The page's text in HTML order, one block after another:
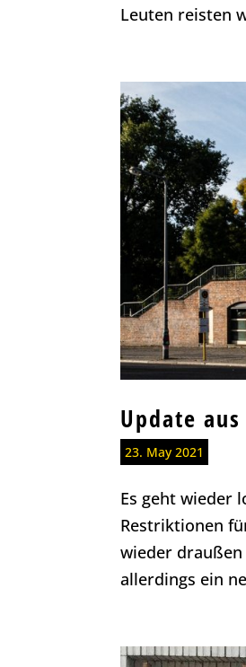
Leuten reisten
Update
23. May 2021
Es geht wieder
Restriktionen
wieder
allerdings ein